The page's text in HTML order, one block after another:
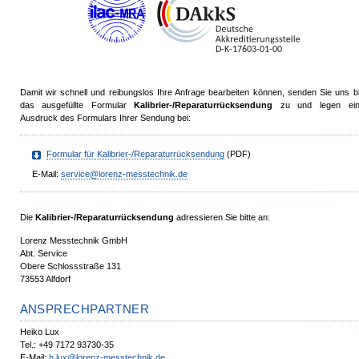
Damit wir schnell und reibungslos Ihre Anfrage bearbeiten können, senden Sie uns
das ausgefüllte FormularKalibrier-/Reparaturrücksendung
zu und legen
Ausdruck des Formulars Ihrer Sendung bei:
Formular für Kalibrier-/Reparaturrücksendung (PDF)
E-Mail:service@lorenz-messtechnik.de
Die Kalibrier-/Reparaturrücksendung adressieren Sie bitte an:
Lorenz Messtechnik GmbH
Abt. Service
Obere Schlossstraße 131
73553 Alfdorf
ANSPRECHPARTNER
Heiko Lux
Tel.: +49 7172 93730-35